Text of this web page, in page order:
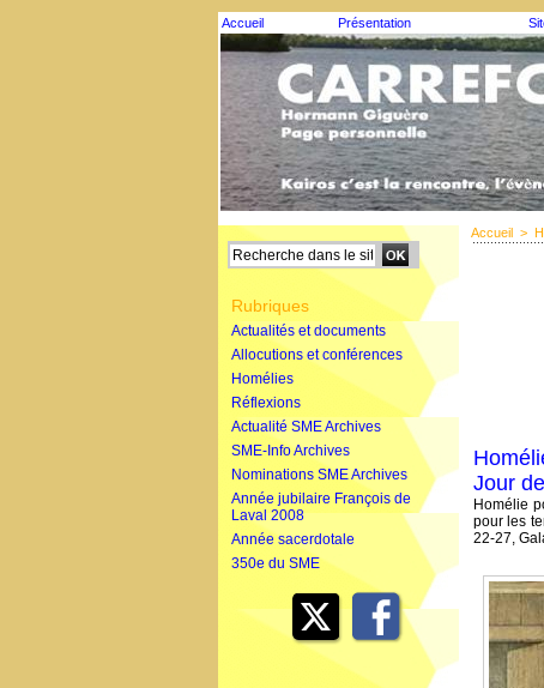
Accueil Présentation
Rubriques
Actualités et documents
Allocutions et conférences
Homélies
Réflexions
Actualité SME Archives
SME-Info Archives
Nominations SME Archives
Année jubilaire François de
Laval 2008
Année sacerdotale
350e du SME
Accueil >
Jour
Homélie
pour les
22-27,